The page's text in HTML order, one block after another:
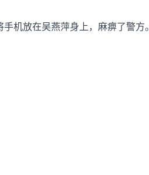
机放在吴燕萍身上，麻痹了警方。